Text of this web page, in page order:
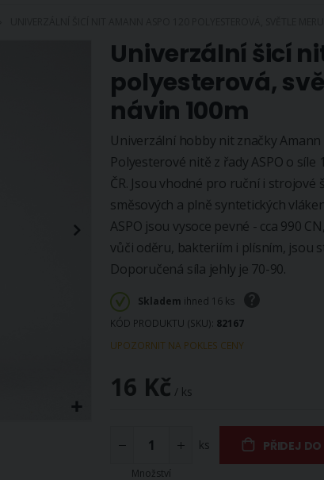
Univerzální šicí
polyesterová,
návin 100m
Univerzální hobby nit značky
Polyesterové nitě z řady ASPO o
ČR. Jsou vhodné pro ruční i
směsových a plně syntetických
ASPO jsou vysoce pevné - cca 990
vůči oděru, bakteriím i plísním, jsou
Doporučená síla jehly je 70-90.
Skladem ihned 16 ks
KÓD PRODUKTU (SKU) 82167
UPOZORNIT NA POKLES CENY
16 Kč / ks
Množství
ks PŘIDEJ